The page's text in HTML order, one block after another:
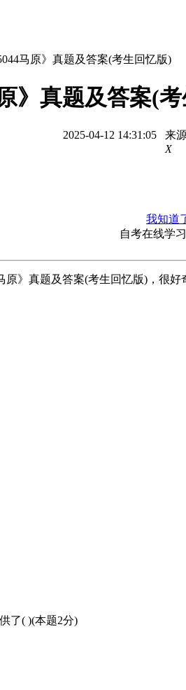
马原》真题及答案(考生回忆版)
》真题及答案(
2025-04-12 14:31:05 来
X
我知道
自考在线学习
》真题及答案(考生回忆版)，很好
了( )(本题2分)